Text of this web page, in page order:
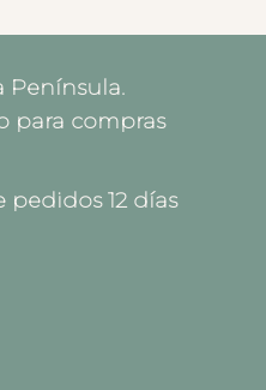
a la Península.
compras
pedidos 12 días